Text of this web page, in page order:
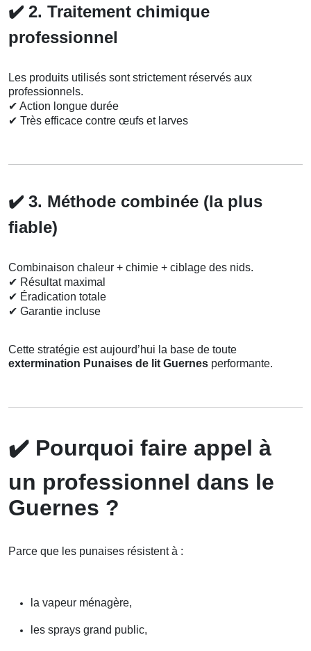
✔️ 2. Traitement chimique
professionnel
Les produits utilisés sont strictement réservés aux
professionnels.
✔ Action longue durée
✔ Très efficace contre œufs et larves
✔️ 3. Méthode combinée (la plus
fiable)
Combinaison chaleur + chimie + ciblage des nids.
✔ Résultat maximal
✔ Éradication totale
✔ Garantie incluse
Cette stratégie est aujourd’hui la base de toute
extermination Punaises de lit Guernes performante.
✔️ Pourquoi faire appel à
un professionnel dans le
Guernes ?
Parce que les punaises résistent à :
la vapeur ménagère,
les sprays grand public,